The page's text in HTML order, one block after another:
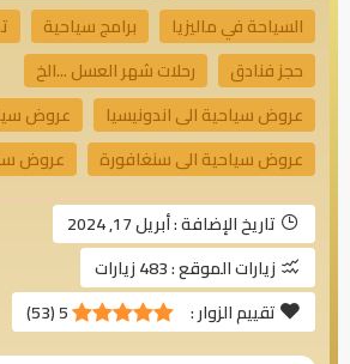
السياحة في ماليزيا
برامج سياحية
حجز فنادق
رحلات شهر العسل ...الخ
عروض سياحية الى اندونيسيا
عروض
عروض سياحية الى سنغافورة
عروض
تاريخ الإضافة :أبريل 17, 2024
زيارات الموقع :483 زيارات
تقييم الزوار :
5
(
53
)